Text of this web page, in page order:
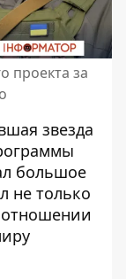
проекта за
звезда
большое
не только